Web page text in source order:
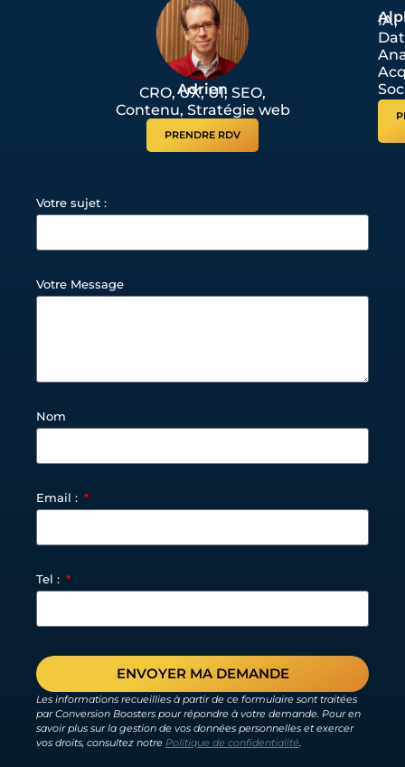
Adrien
CRO, UX, UI, SEO,
Contenu, Stratégie web
PRENDRE RDV
IA,
Votre sujet :
Votre Message
Nom
Email :
Tel :
ENVOYER MA DEMANDE
Les informations recueillies à partir de ce formulaire sont traitées
par Conversion Boosters pour répondre à votre demande. Pour en
savoir plus sur la gestion de vos données personnelles et exercer
vos droits, consultez notre Politique de confidentialité.